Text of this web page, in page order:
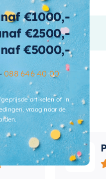
Pam
€1000,-
€2500,-
€5000,-
088 646 40 00
artikelen of in
vraag naar de